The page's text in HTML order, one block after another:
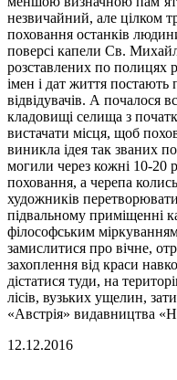
незвичайний, але цілком
поховання останків
поверсі капели Св.
розставлених по полицях
імен і дат життя
відвідувачів. А почалося
кладовищі селища з
вистачати місця, щоб
виникла ідея так званих
могили через кожні 10-20
поховання, а черепа
художників
підвальному приміщенні
філософським
замислитися про вічне,
захоплення від краси
дістатися туди, на
лісів, вузьких ущелин,
«Австрія» видавництва
12.12.2016